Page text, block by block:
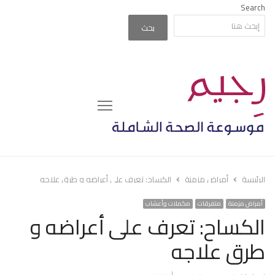
Search
بحث
Menu
الرئيسة أمراض مزمنة الكساح: تعرف على أعراضه و طرق علاجه
أمراض مزمنة متفرقات مكملات وأعشاب
الكساح: تعرف على أعراضه و
طرق علاجه